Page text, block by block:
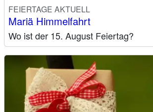
FEIERTAGE AKTUELL
Mariä Himmelfahrt
Wo ist der 15. August Feiertag?